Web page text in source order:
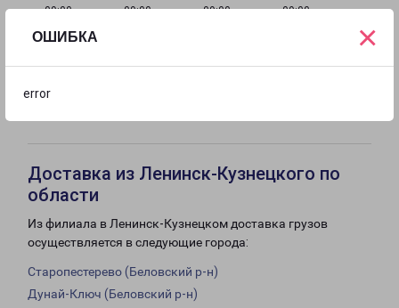
ОШИБКА
error
×
с 09:00 до
18:00
с 09:00 до
с 09:00 до
с 09:00 до
с 09:00 до
Доставка из Ленинск-Кузнецкого по
области
Из филиала в Ленинск-Кузнецком доставка грузов
осуществляется в следующие города:
Старопестерево (Беловский р-н)
Дунай-Ключ (Беловский р-н)